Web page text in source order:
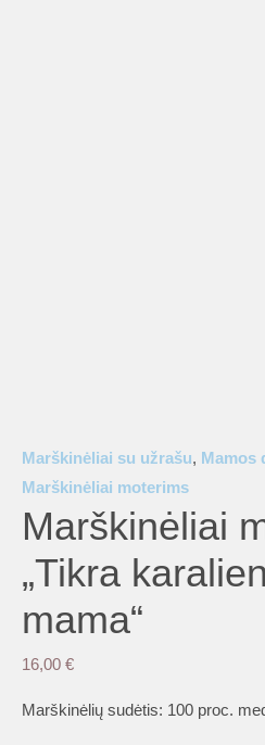
Marškinėliai su užrašu, Mamos
Marškinėliai moterims
Marškinėliai
„Tikra
mama“
16,00 €
Marškinėlių sudėtis: 100 proc.